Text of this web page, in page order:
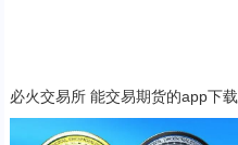
必火交易所 能交易期货的app下载
如何操作?